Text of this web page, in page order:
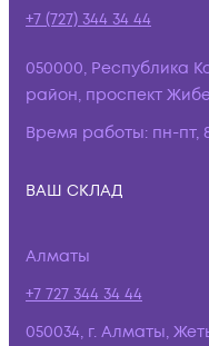
+7 (727) 344 34 44
050000, Республика
район, проспект
Время работы: пн-пт,
ВАШ СКЛАД
Алматы
+7 727 344 34 44
050034, г. Алматы,